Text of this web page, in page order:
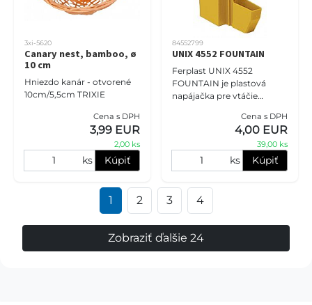
3xi-5620
Canary nest, bamboo, ø
10 cm
Hniezdo kanár - otvorené
10cm/5,5cm TRIXIE
Cena s DPH
3,99 EUR
2,00 ks
ks Kúpiť
84552799
UNIX 4552 FOUNTAIN
Ferplast UNIX 4552
FOUNTAIN je plastová
napájačka pre vtáčie
užitočným okrajom, ktorý
umožňuje vašim vtákom
jednoduché pitie. Hor
Cena s DPH
4,00 EUR
39,00 ks
ks Kúpiť
1 2 3 4
Zobraziť ďalšie 24